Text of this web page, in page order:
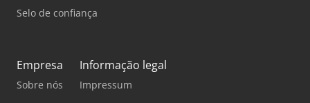
Selo de confiança
Empresa
Sobre nós
Informação legal
Impressum